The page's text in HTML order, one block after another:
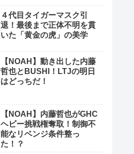
４代目タイガーマスク引
退！最後まで正体不明を貫
いた「黄金の虎」の美学
【NOAH】動き出した内藤
哲也とBUSHI！LTJの明日
はどっちだ！
【NOAH】内藤哲也がGHC
ヘビー挑戦権奪取！制御不
能なリベンジ条件整っ
た！？